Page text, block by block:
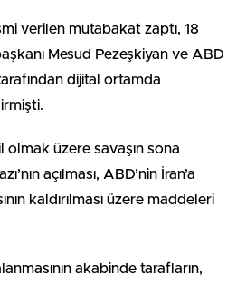
verilen mutabakat zaptı, 18
Mesud Pezeşkiyan ve ABD
dijital ortamda
üzere savaşın sona
açılması, ABD’nin İran’a
kaldırılması üzere maddeleri
akabinde tarafların,